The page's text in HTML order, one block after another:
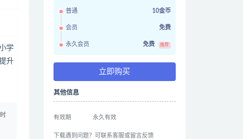
学
升
普通 10金币
会员 免费
永久会员 免费 推荐
立即购买
其他信息
有效期 永久有效
下载遇到问题？可联系客服或留言反馈